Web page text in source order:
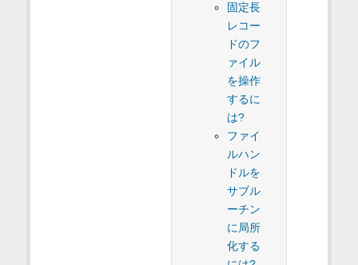
固定長
レコー
ドのフ
ァイル
を操作
するに
は?
ファイ
ルハン
ドルを
サブル
ーチン
に局所
化する